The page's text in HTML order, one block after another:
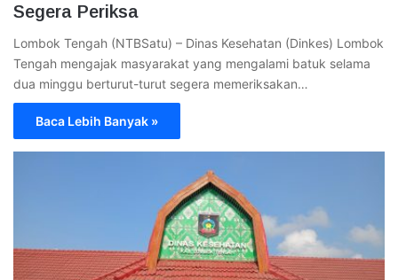
Segera Periksa
Lombok Tengah (NTBSatu) – Dinas Kesehatan (Dinkes) Lombok
Tengah mengajak masyarakat yang mengalami batuk selama
dua minggu berturut-turut segera memeriksakan…
Baca Lebih Banyak »